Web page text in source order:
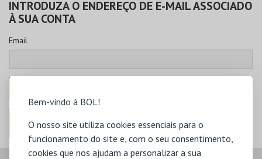
Bem-vindo à BOL!
O nosso site utiliza cookies essenciais para o
funcionamento do site e, com o seu consentimento,
cookies que nos ajudam a personalizar a sua
CARTÕES
PRODUTOS
INTRODUZA O ENDEREÇO DE E-MAIL ASSOCIADO
À SUA CONTA
Email
ANTERIOR